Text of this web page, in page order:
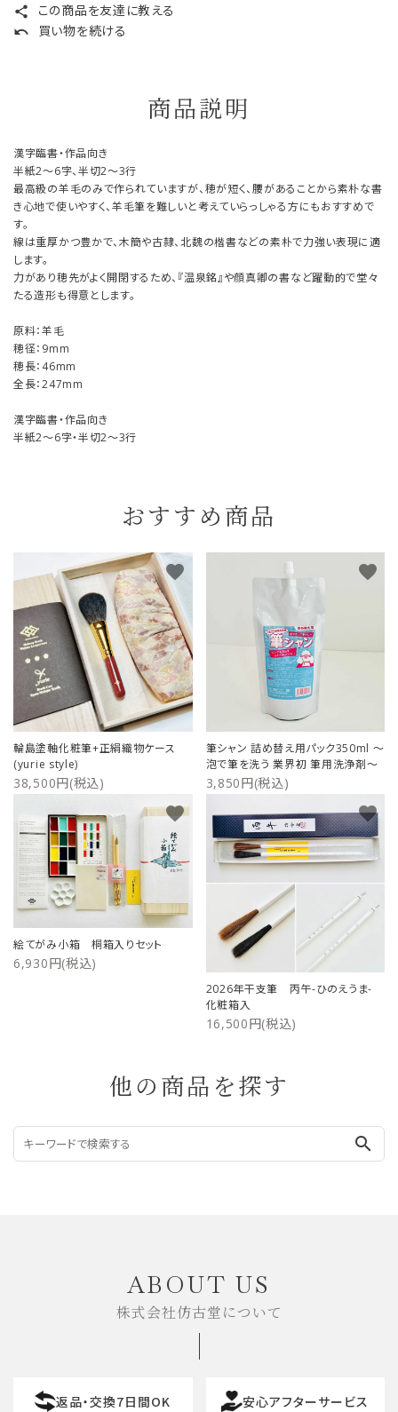
share この商品を友達に教える
undo 買い物を続ける
商品説明
漢字臨書・作品向き
半紙2～6字、半切2～3行
最高級の羊毛のみで作られていますが、穂が短く、腰があることから素朴な書
き心地で使いやすく、羊毛筆を難しいと考えていらっしゃる方にもおすすめで
す。
線は重厚かつ豊かで、木簡や古隷、北魏の楷書などの素朴で力強い表現に適
します。
力があり穂先がよく開閉するため、『温泉銘』や顔真卿の書など躍動的で堂々
たる造形も得意とします。
原料：羊毛
穂径：9mm
穂長：46mm
全長：247mm
漢字臨書・作品向き
半紙2～6字・半切2～3行
おすすめ商品
輪島塗軸化粧筆+正絹織物ケース
(yurie style)
38,500円(税込)
favorite
筆シャン 詰め替え用パック350ml ～
泡で筆を洗う 業界初 筆用洗浄剤～
3,850円(税込)
favorite
絵てがみ小箱 桐箱入りセット
6,930円(税込)
favorite
2026年干支筆 丙午-ひのえうま-
化粧箱入
16,500円(税込)
favorite
他の商品を探す
search
ABOUT US
株式会社仿古堂について
返品・交換7日間OK 安心アフターサービス